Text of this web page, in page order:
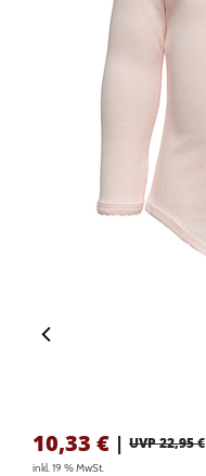
10,33 € | UVP 22,95 €
inkl. 19 % MwSt.